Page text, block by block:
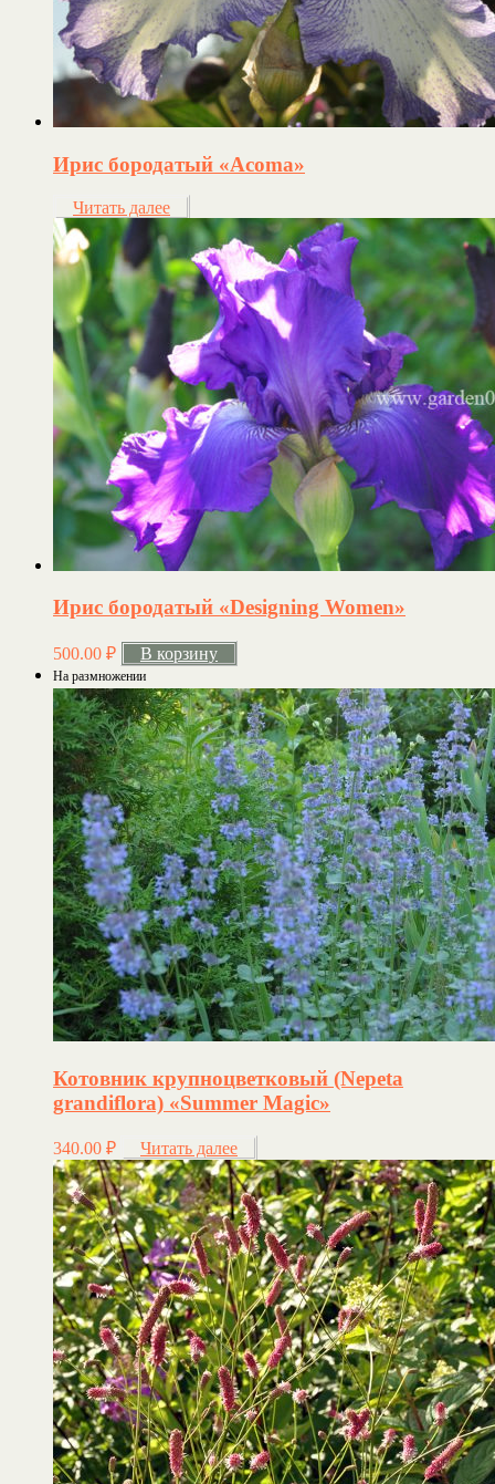
Ирис бородатый «Acoma»
Читать далее
Ирис бородатый «Designing Women»
500.00 ₽ В корзину
На размножении
Котовник крупноцветковый (Nepeta
grandiflora) «Summer Magic»
340.00 ₽ Читать далее